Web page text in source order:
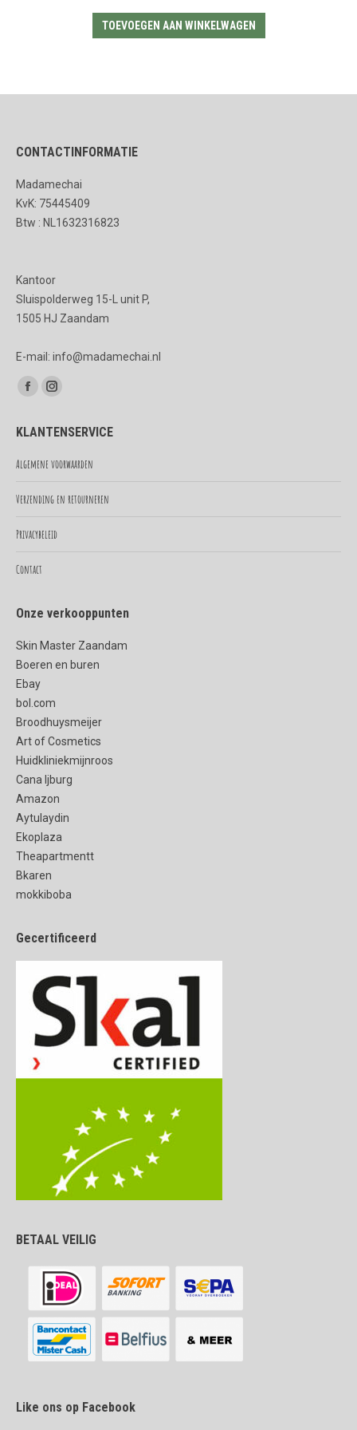
TOEVOEGEN AAN WINKELWAGEN
CONTACTINFORMATIE
Madamechai
KvK: 75445409
Btw : NL1632316823
Kantoor
Sluispolderweg 15-L unit P,
1505 HJ Zaandam
E-mail: info@madamechai.nl
Vind ons op:
Facebook
opens
in
window
Instagram
opens
in
window
KLANTENSERVICE
Algemene voorwaarden
Verzending en retourneren
Privacybeleid
Contact
Onze verkooppunten
Skin Master Zaandam
Boeren en buren
Ebay
bol.com
Broodhuysmeijer
Art of Cosmetics
Huidkliniekmijnroos
Cana Ijburg
Amazon
Aytulaydin
Ekoplaza
Theapartmentt
Bkaren
mokkiboba
Gecertificeerd
BETAAL VEILIG
Like ons op Facebook